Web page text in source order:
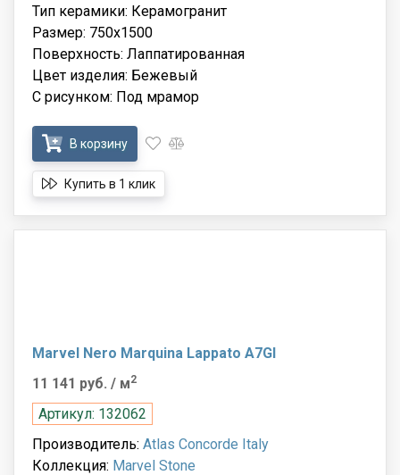
Тип керамики: Керамогранит
Размер: 750x1500
Поверхность: Лаппатированная
Цвет изделия: Бежевый
С рисунком: Под мрамор
В корзину
Купить в 1 клик
Marvel Nero Marquina Lappato A7GI
11 141 руб. / м2
Артикул: 132062
Производитель: Atlas Concorde Italy
Коллекция: Marvel Stone